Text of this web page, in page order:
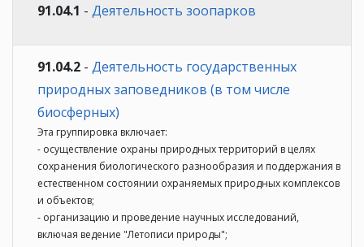
91.04.1 - Деятельность зоопарков
91.04.2 - Деятельность государственных
природных заповедников (в том числе
биосферных)
Эта группировка включает:
- осуществление охраны природных территорий в целях
сохранения биологического разнообразия и поддержания в
естественном состоянии охраняемых природных комплексов
и объектов;
- организацию и проведение научных исследований,
включая ведение "Летописи природы";